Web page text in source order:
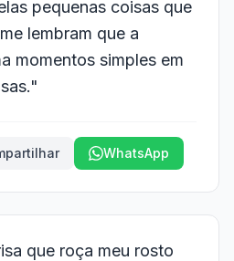
pequenas coisas que
lembram que a
momentos simples em
WhatsApp
que roça meu rosto